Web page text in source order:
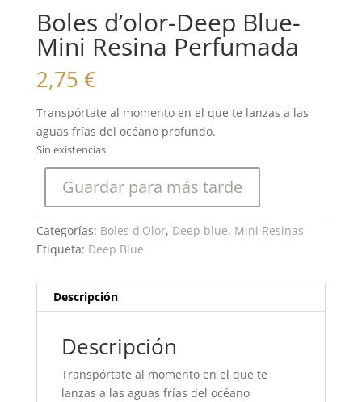
Boles d’olor-Deep Blue-
Mini Resina Perfumada
2,75 €
Transpórtate al momento en el que te lanzas a las
aguas frías del océano profundo.
Sin existencias
Guardar para más tarde
Categorías: Boles d'Olor, Deep blue, Mini Resinas
Etiqueta: Deep Blue
Descripción
Descripción
Transpórtate al momento en el que te
lanzas a las aguas frías del océano